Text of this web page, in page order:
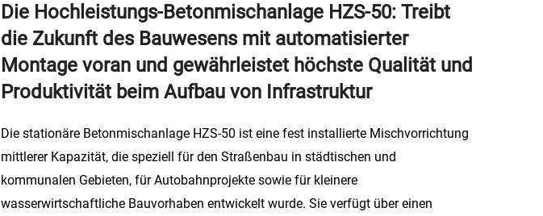
Die Hochleistungs-Betonmischanlage HZS-50: Treibt
die Zukunft des Bauwesens mit automatisierter
Montage voran und gewährleistet höchste Qualität und
Produktivität beim Aufbau von Infrastruktur
Die stationäre Betonmischanlage HZS-50 ist eine fest installierte Mischvorrichtung
mittlerer Kapazität, die speziell für den Straßenbau in städtischen und
kommunalen Gebieten, für Autobahnprojekte sowie für kleinere
wasserwirtschaftliche Bauvorhaben entwickelt wurde. Sie verfügt über einen